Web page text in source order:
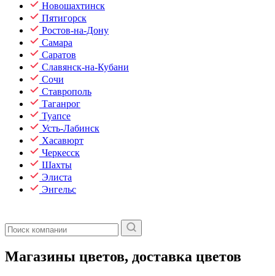
Новошахтинск
Пятигорск
Ростов-на-Дону
Самара
Саратов
Славянск-на-Кубани
Сочи
Ставрополь
Таганрог
Туапсе
Усть-Лабинск
Хасавюрт
Черкесск
Шахты
Элиста
Энгельс
Магазины цветов, доставка цветов